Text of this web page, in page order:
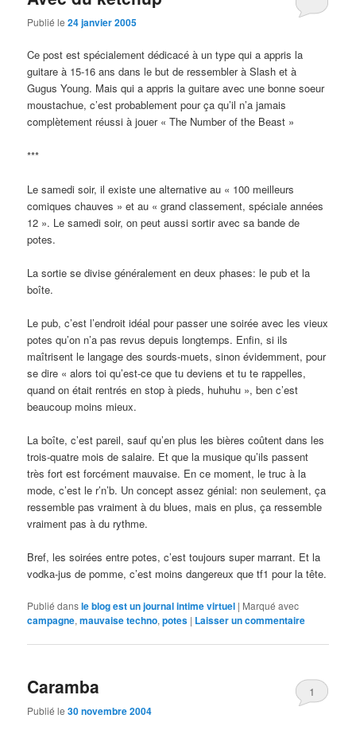
Publié le24 janvier 2005
Ce post est spécialement dédicacé à un type qui a appris la
guitare à 15-16 ans dans le but de ressembler à Slash et à
Gugus Young. Mais qui a appris la guitare avec une bonne soeur
moustachue, c’est probablement pour ça qu’il n’a jamais
complètement réussi à jouer « The Number of the Beast »
***
Le samedi soir, il existe une alternative au « 100 meilleurs
comiques chauves » et au « grand classement, spéciale années
12 ». Le samedi soir, on peut aussi sortir avec sa bande de
potes.
La sortie se divise généralement en deux phases: le pub et la
boîte.
Le pub, c’est l’endroit idéal pour passer une soirée avec les vieux
potes qu’on n’a pas revus depuis longtemps. Enfin, si ils
maîtrisent le langage des sourds-muets, sinon évidemment, pour
se dire « alors toi qu’est-ce que tu deviens et tu te rappelles,
quand on était rentrés en stop à pieds, huhuhu », ben c’est
beaucoup moins mieux.
La boîte, c’est pareil, sauf qu’en plus les bières coûtent dans les
trois-quatre mois de salaire. Et que la musique qu’ils passent
très fort est forcément mauvaise. En ce moment, le truc à la
mode, c’est le r’n’b. Un concept assez génial: non seulement, ça
ressemble pas vraiment à du blues, mais en plus, ça ressemble
vraiment pas à du rythme.
Bref, les soirées entre potes, c’est toujours super marrant. Et la
vodka-jus de pomme, c’est moins dangereux que tf1 pour la tête.
Publié dansle blog est un journal intime virtuel | Marqué avec
campagne,mauvaise techno,potes | Laisser un commentaire
Caramba
Publié le30 novembre 2004
1